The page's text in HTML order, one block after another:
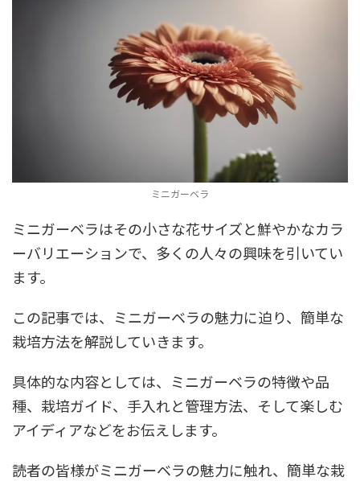
ミニガーベラ
ミニガーベラはその小さな花サイズと鮮やかなカラ
ーバリエーションで、多くの人々の興味を引いてい
ます。
この記事では、ミニガーベラの魅力に迫り、簡単な
栽培方法を解説していきます。
具体的な内容としては、ミニガーベラの特徴や品
種、栽培ガイド、手入れと管理方法、そして楽しむ
アイディアなどをお伝えします。
読者の皆様がミニガーベラの魅力に触れ、簡単な栽